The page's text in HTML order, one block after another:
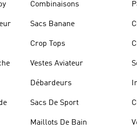
Combinaisons
Sacs Banane
Crop Tops
Vestes Aviateur
Débardeurs
Sacs De Sport
Maillots De Bain